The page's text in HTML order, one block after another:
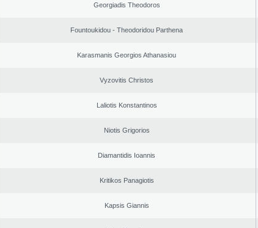
Georgiadis Theodoros
Fountoukidou - Theodoridou Parthena
Karasmanis Georgios Athanasiou
Vyzovitis Christos
Laliotis Konstantinos
Niotis Grigorios
Diamantidis Ioannis
Kritikos Panagiotis
Kapsis Giannis